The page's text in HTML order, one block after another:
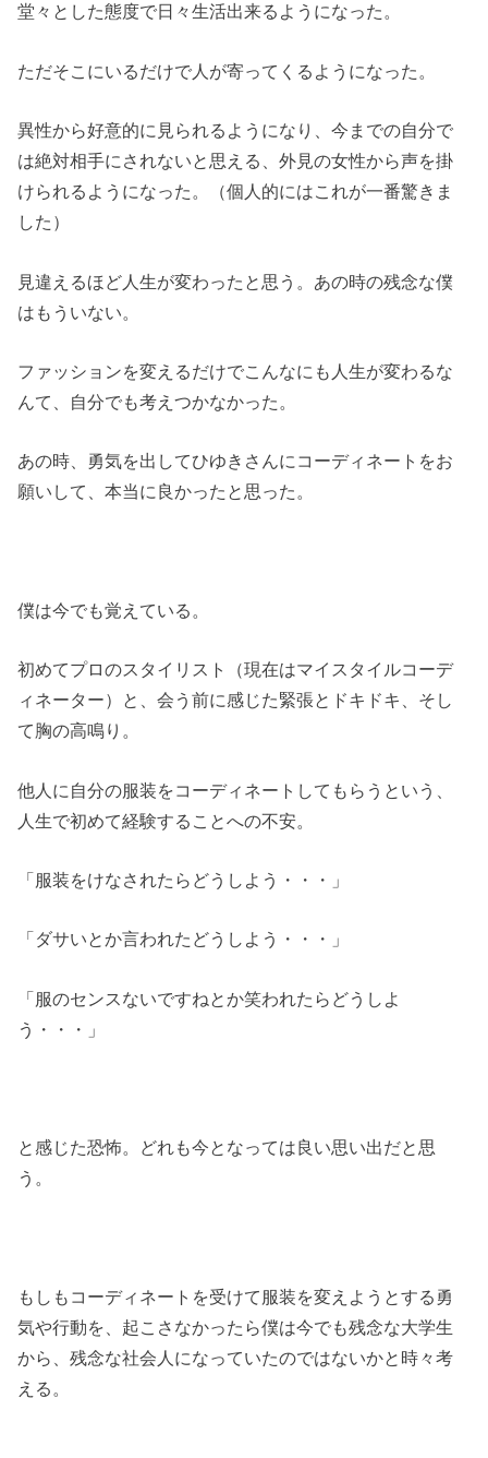
堂々とした態度で日々生活出来るようになった。
ただそこにいるだけで人が寄ってくるようになった。
異性から好意的に見られるようになり、今までの自分で
は絶対相手にされないと思える、外見の女性から声を掛
けられるようになった。（個人的にはこれが一番驚きま
した）
見違えるほど人生が変わったと思う。あの時の残念な僕
はもういない。
ファッションを変えるだけでこんなにも人生が変わるな
んて、自分でも考えつかなかった。
あの時、勇気を出してひゆきさんにコーディネートをお
願いして、本当に良かったと思った。
僕は今でも覚えている。
初めてプロのスタイリスト（現在はマイスタイルコーデ
ィネーター）と、会う前に感じた緊張とドキドキ、そし
て胸の高鳴り。
他人に自分の服装をコーディネートしてもらうという、
人生で初めて経験することへの不安。
「服装をけなされたらどうしよう・・・」
「ダサいとか言われたどうしよう・・・」
「服のセンスないですねとか笑われたらどうしよ
う・・・」
と感じた恐怖。どれも今となっては良い思い出だと思
う。
もしもコーディネートを受けて服装を変えようとする勇
気や行動を、起こさなかったら僕は今でも残念な大学生
から、残念な社会人になっていたのではないかと時々考
える。